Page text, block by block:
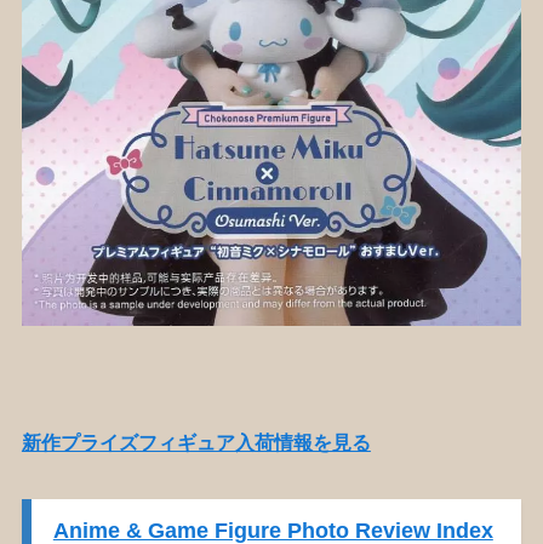
新作プライズフィギュア入荷情報を見る
Anime & Game Figure Photo Review Index